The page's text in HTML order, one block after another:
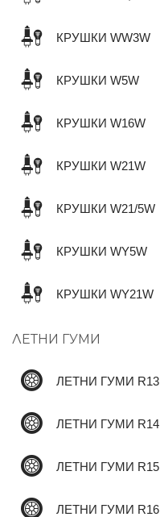
КРУШКИ WW3W
КРУШКИ W5W
КРУШКИ W16W
КРУШКИ W21W
КРУШКИ W21/5W
КРУШКИ WY5W
КРУШКИ WY21W
ЛЕТНИ ГУМИ
ЛЕТНИ ГУМИ R13
ЛЕТНИ ГУМИ R14
ЛЕТНИ ГУМИ R15
ЛЕТНИ ГУМИ R16